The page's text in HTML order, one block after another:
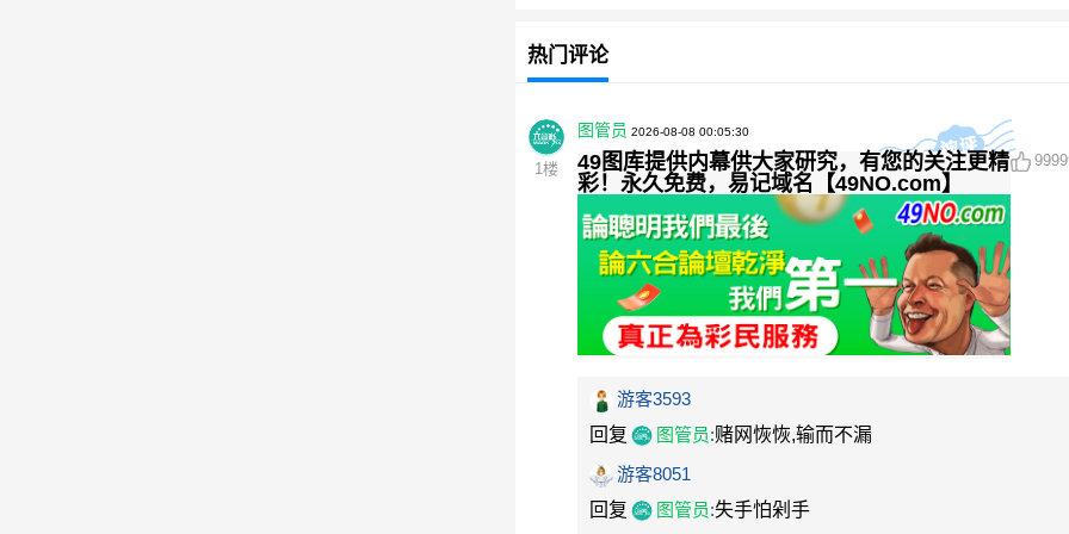
热门评论
1楼
图管员 2026-08-08 00:05:30
49图库提供内幕供大家研究，有您的关注更精
彩！永久免费，易记域名【49NO.com】
游客3593
回复
图管员:赌网恢恢,输而不漏
游客8051
回复
图管员:失手怕剁手